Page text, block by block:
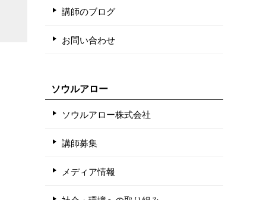
講師のブログ
お問い合わせ
ソウルアロー
ソウルアロー株式会社
講師募集
メディア情報